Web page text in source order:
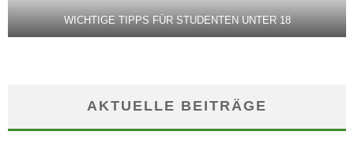
WICHTIGE TIPPS FÜR STUDENTEN UNTER 18
AKTUELLE BEITRÄGE